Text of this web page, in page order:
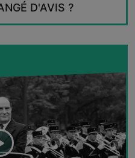
D'AVIS ?